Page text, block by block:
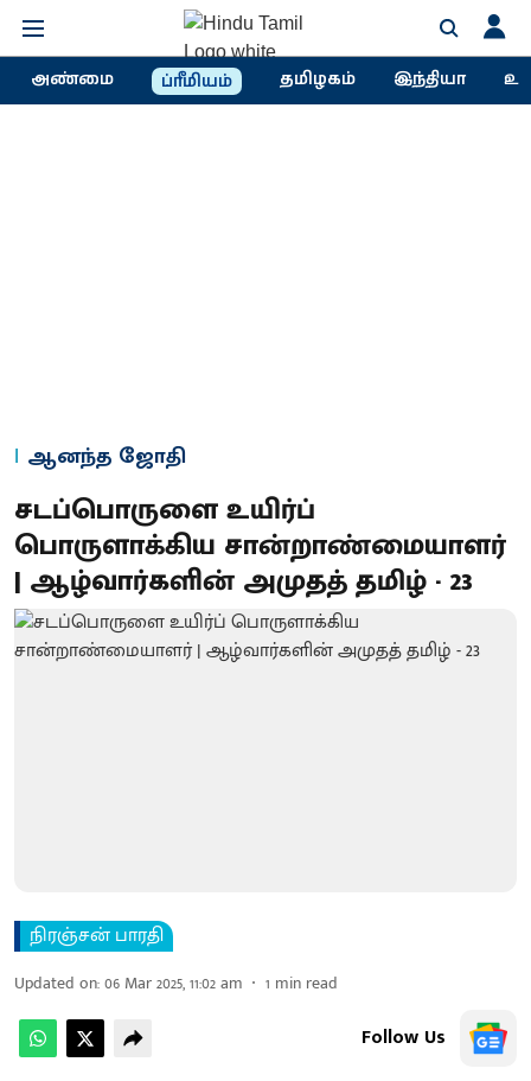
அண்மை ப்ரீமியம் தமிழகம் இந்தியா
ஆனந்த ஜோதி
சடப்பொருளை உயிர்ப்
பொருளாக்கிய சான்றாண்மையாளர்
| ஆழ்வார்களின் அமுதத் தமிழ் - 23
நிரஞ்சன் பாரதி
Updated on:06 Mar 2025, 11:02 am 1 min read
Follow Us